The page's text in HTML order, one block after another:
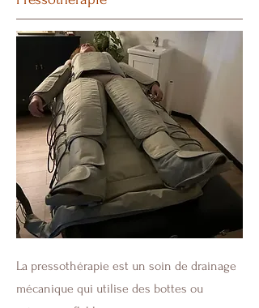
La pressothérapie est un soin de drainage
mécanique qui utilise des bottes ou